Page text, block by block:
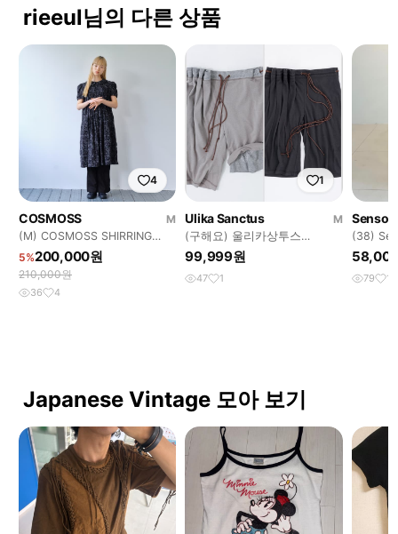
rieeul님의 다른 상품
4
COSMOSS
M
(M) COSMOSS SHIRRING
PUFF DRESS (BLACK)
5%200,000원
210,000원
36 4
1
Ulika Sanctus
M
(구해요) 울리카상투스
CURTAIN HALF PANTS
99,999원
47 1
(38)
니코 스
79 10
Japanese Vintage 모아 보기